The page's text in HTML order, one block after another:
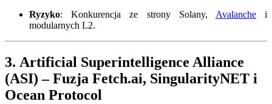
Ryzyko: Konkurencja ze strony Solany, Avalanchei
modularnych L2.
3. Artificial Superintelligence Alliance
(ASI) – Fuzja Fetch.ai, SingularityNET i
Ocean Protocol